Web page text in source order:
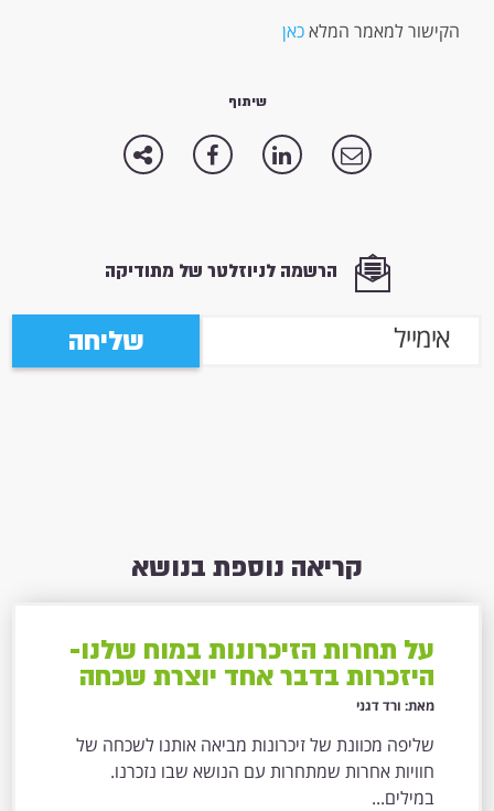
הקישור למאמר המלאכאן
שיתוף
הרשמה לניוזלטר של מתודיקה
שליחה
קריאה נוספת בנושא
על תחרות הזיכרונות במוח שלנו-
היזכרות בדבר אחד יוצרת שכחה
של דבר אחר
מאת: ורד דגני
שליפה מכוונת של זיכרונות מביאה אותנו לשכחה של
חוויות אחרות שמתחרות עם הנושא שבו נזכרנו.
במילים...